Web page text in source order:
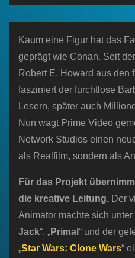
Kaum eine Figur hat das
geprägt wie Conan. Seit
Robert E. Howard aus den
fasziniert der furchtlose
Lesern, später auch
Nun wagt Prime Video
Network Studios einen
als Realfilm, sondern als
Für das Projekt
die kreative Leitung. Der
Animator machte sich unter
Jack“, „Primal “ und der
„Star Wars: Clone Wars“